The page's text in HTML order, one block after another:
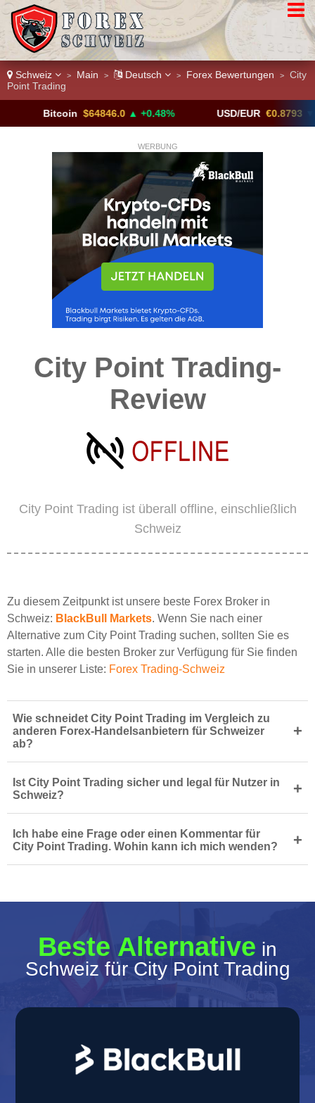
Schweiz > Main > Deutsch > Forex Bewertungen >
City
Point Trading
$64846.0 ▲ +0.48% USD/EUR €0.8793 ▼
WERBUNG
City Point Trading-
Review
City Point Trading ist überall offline, einschließlich
Schweiz
Zu diesem Zeitpunkt ist unsere beste Forex Broker in
Schweiz: BlackBull Markets. Wenn Sie nach einer
Alternative zum City Point Trading suchen, sollten Sie es
starten. Alle die besten Broker zur Verfügung für Sie finden
Sie in unserer Liste: Forex Trading-Schweiz
Wie schneidet City Point Trading im Vergleich zu
anderen Forex-Handelsanbietern für Schweizer
ab?
+
Ist City Point Trading sicher und legal für Nutzer in
Schweiz?
+
Ich habe eine Frage oder einen Kommentar für
City Point Trading. Wohin kann ich mich wenden?
+
Beste Alternative in
Schweiz für City Point Trading